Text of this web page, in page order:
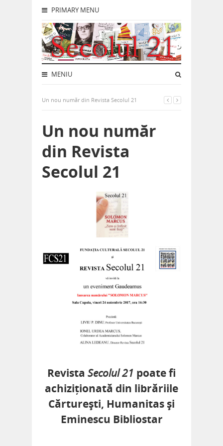
PRIMARY MENU
MENIU
Un nou număr din Revista Secolul 21
Un nou număr
din Revista
Secolul 21
Revista Secolul 21 poate fi
achiziționată din librăriile
Cărturești, Humanitas și
Eminescu Bibliostar